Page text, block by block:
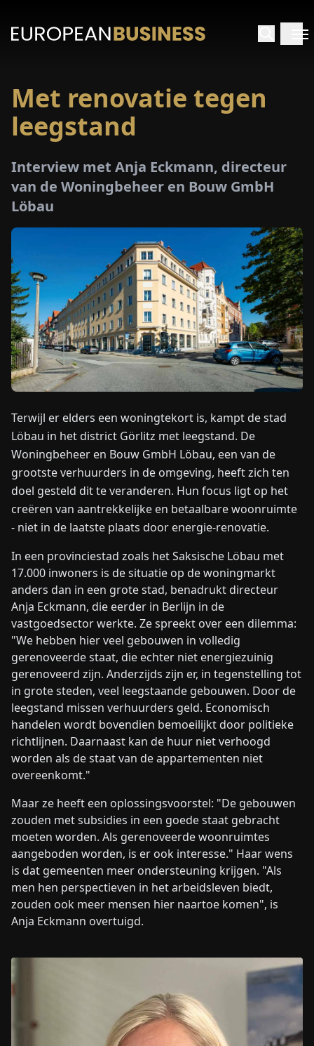
OVER
ENDEFRESITNL PLHU
NEEM
CONTACT
OP
Met renovatie tegen
leegstand
Interview met Anja Eckmann, directeur
van de Woningbeheer en Bouw GmbH
Löbau
Terwijl er elders een woningtekort is, kampt de stad
Löbau in het district Görlitz met leegstand. De
Woningbeheer en Bouw GmbH Löbau, een van de
grootste verhuurders in de omgeving, heeft zich ten
doel gesteld dit te veranderen. Hun focus ligt op het
creëren van aantrekkelijke en betaalbare woonruimte
- niet in de laatste plaats door energie-renovatie.
In een provinciestad zoals het Saksische Löbau met
17.000 inwoners is de situatie op de woningmarkt
anders dan in een grote stad, benadrukt directeur
Anja Eckmann, die eerder in Berlijn in de
vastgoedsector werkte. Ze spreekt over een dilemma:
"We hebben hier veel gebouwen in volledig
gerenoveerde staat, die echter niet energiezuinig
gerenoveerd zijn. Anderzijds zijn er, in tegenstelling tot
in grote steden, veel leegstaande gebouwen. Door de
leegstand missen verhuurders geld. Economisch
handelen wordt bovendien bemoeilijkt door politieke
richtlijnen. Daarnaast kan de huur niet verhoogd
worden als de staat van de appartementen niet
overeenkomt."
Maar ze heeft een oplossingsvoorstel: "De gebouwen
zouden met subsidies in een goede staat gebracht
moeten worden. Als gerenoveerde woonruimtes
aangeboden worden, is er ook interesse." Haar wens
is dat gemeenten meer ondersteuning krijgen. "Als
men hen perspectieven in het arbeidsleven biedt,
zouden ook meer mensen hier naartoe komen", is
Anja Eckmann overtuigd.